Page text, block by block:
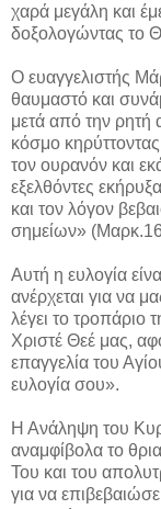
χαρά μεγάλη και
δοξολογώντας το
Ο ευαγγελιστής
θαυμαστό και
μετά από την
κόσμο
τον ουρανόν και
εξελθόντες
και τον λόγον
σημείων»
Αυτή η ευλογία
ανέρχεται για να
λέγει το
Χριστέ Θεέ μας,
επαγγελία του
ευλογία σου».
Η Ανάληψη του
αναμφίβολα το
Του και του
για να